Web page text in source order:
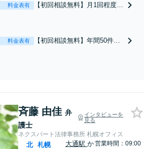
料金表有
【初回相談無料】月1回程度の
弁護士直通電話・LINE対応も
可能です。企業間トラブル・
料金表有
【初回相談無料】年間50件以
打ち切りなど。弁護士特約
酬制を採用するなど相談しや
すい対応体制です
斉藤 由佳 弁
護士
インタビューを
見る
ネクスパート法律事務所 札幌オフィス
北
札幌
大通駅 か営業時間：09:00